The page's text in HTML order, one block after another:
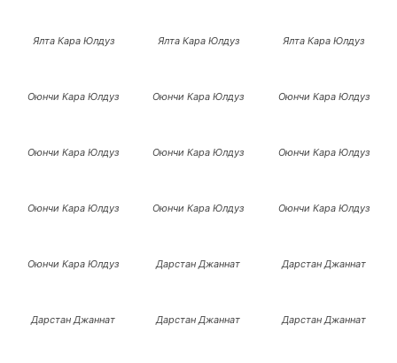
Ялта Кара Юлдуз Ялта Кара Юлдуз Ялта Кара Юлдуз
Оюнчи Кара Юлдуз Оюнчи Кара Юлдуз Оюнчи Кара Юлдуз
Оюнчи Кара Юлдуз Оюнчи Кара Юлдуз Оюнчи Кара Юлдуз
Оюнчи Кара Юлдуз Оюнчи Кара Юлдуз Оюнчи Кара Юлдуз
Оюнчи Кара Юлдуз Дарстан Джаннат Дарстан Джаннат
Дарстан Джаннат Дарстан Джаннат Дарстан Джаннат